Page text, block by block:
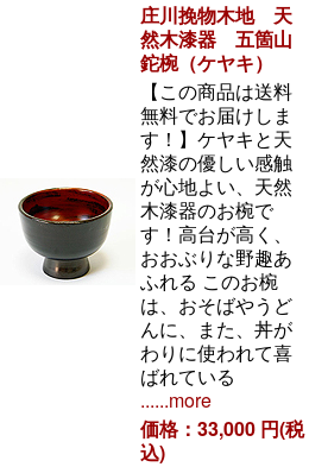
庄川挽物木地 天
然木漆器 五箇山
鉈椀（ケヤキ）
【この商品は送料
無料でお届けしま
す！】ケヤキと天
然漆の優しい感触
が心地よい、天然
木漆器のお椀で
す！高台が高く、
おおぶりな野趣あ
ふれる このお椀
は、おそばやうど
んに、また、丼が
わりに使われて喜
ばれている
......more
価格：33,000 円(税
込)